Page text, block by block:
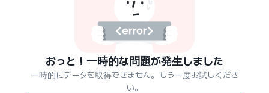
おっと！一時的な問題が発生しました
一時的にデータを取得できません。もう一度お試しくださ
い。